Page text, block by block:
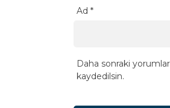
Ad *
Daha sonraki
kaydedilsin.